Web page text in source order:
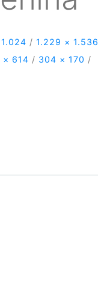
/ 1.229 × 1.536
× 614 / 304 × 170 /